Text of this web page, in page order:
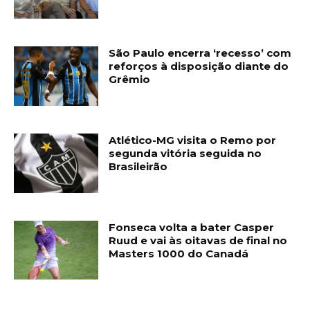
São Paulo encerra ‘recesso’ com
reforços à disposição diante do
Grêmio
Atlético-MG visita o Remo por
segunda vitória seguida no
Brasileirão
Fonseca volta a bater Casper
Ruud e vai às oitavas de final no
Masters 1000 do Canadá